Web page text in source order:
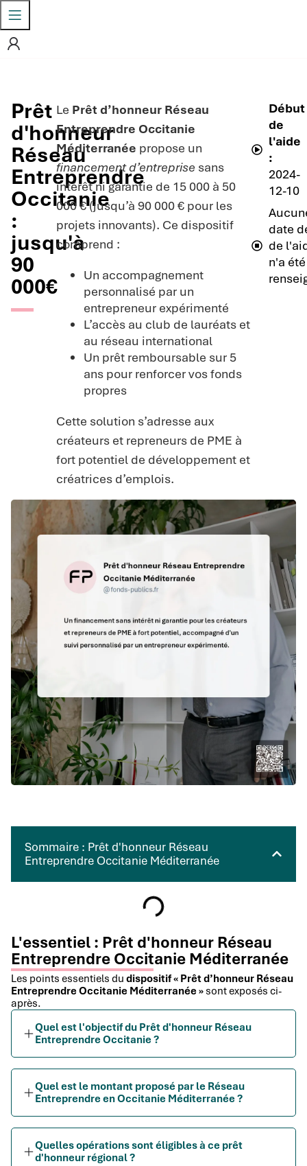
Prêt
d'honneur
Réseau
Entreprendre
Occitanie
:
jusqu'à
90
000€
Le Prêt d’honneur Réseau
Entreprendre Occitanie
Méditerranée propose un
financement d’entreprise sans
intérêt ni garantie de 15 000 à 50
000 € (jusqu’à 90 000 € pour les
projets innovants). Ce dispositif
comprend :
Un accompagnement
personnalisé par un
entrepreneur expérimenté
L’accès au club de lauréats et
au réseau international
Un prêt remboursable sur 5
ans pour renforcer vos fonds
propres
Cette solution s’adresse aux
créateurs et repreneurs de PME à
fort potentiel de développement et
créatrices d’emplois.
Début
de
l'aide
:
2024-
12-10
date
de
n'a été
Sommaire : Prêt d'honneur Réseau
Entreprendre Occitanie Méditerranée
L'essentiel : Prêt d'honneur Réseau
Entreprendre Occitanie Méditerranée
Les points essentiels du dispositif « Prêt d’honneur Réseau
Entreprendre Occitanie Méditerranée » sont exposés ci-
après.
Quel est l'objectif du Prêt d'honneur Réseau
Entreprendre Occitanie ?
Quel est le montant proposé par le Réseau
Entreprendre en Occitanie Méditerranée ?
Quelles opérations sont éligibles à ce prêt
d'honneur régional ?